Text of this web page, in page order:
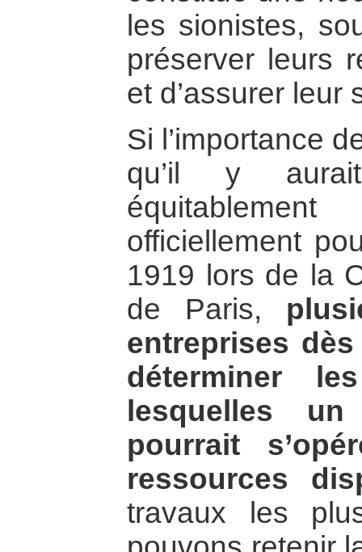
les sionistes,
préserver leurs
et d’assurer leur
Si l’importance
qu’il y
officiellement
1919 lors de la
de Paris,
entreprises
déterminer
lesquelles
pourrait
ressources
travaux les